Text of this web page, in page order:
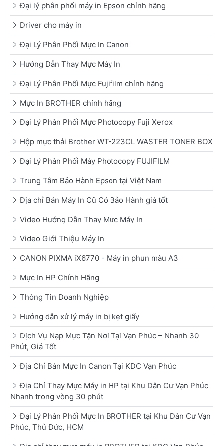
Đại lý phân phối máy in Epson chính hãng
Driver cho máy in
Đại Lý Phân Phối Mực In Canon
Hướng Dẫn Thay Mực Máy In
Đại Lý Phân Phối Mực Fujifilm chính hãng
Mực In BROTHER chính hãng
Đại Lý Phân Phối Mực Photocopy Fuji Xerox
Hộp mực thải Brother WT-223CL WASTER TONER BOX
Đại Lý Phân Phối Máy Photocopy FUJIFILM
Trung Tâm Bảo Hành Epson tại Việt Nam
Địa chỉ Bán Máy In Cũ Có Bảo Hành giá tốt
Video Hướng Dẫn Thay Mực Máy In
Video Giới Thiệu Máy In
CANON PIXMA iX6770 - Máy in phun màu A3
Mực In HP Chính Hãng
Thông Tin Doanh Nghiệp
Hướng dẫn xử lý máy in bị kẹt giấy
Dịch Vụ Nạp Mực Tận Nơi Tại Vạn Phúc – Nhanh 30
Phút, Giá Tốt
Địa Chỉ Bán Mực In Canon Tại KDC Vạn Phúc
Địa Chỉ Thay Mực Máy in HP tại Khu Dân Cư Vạn Phúc
Nhanh trong vòng 30 phút
Đại Lý Phân Phối Mực In BROTHER tại Khu Dân Cư Vạn
Phúc, Thủ Đức, HCM